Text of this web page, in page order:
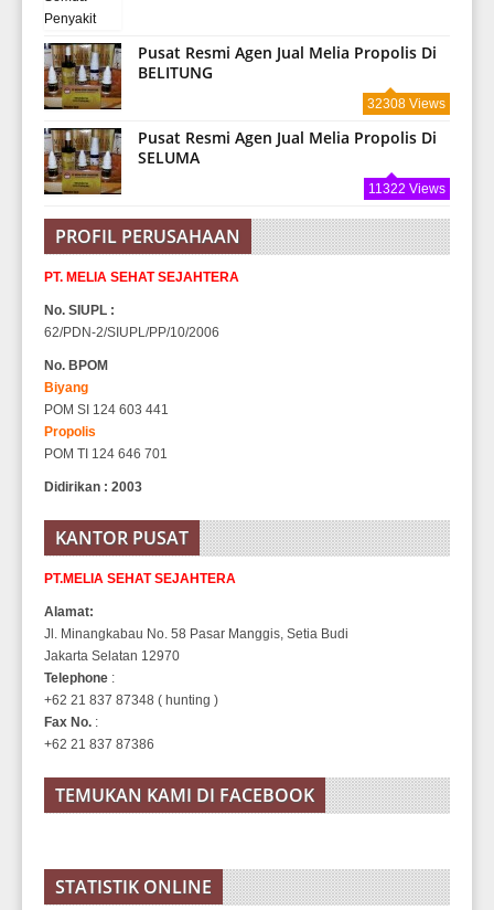
Pusat Resmi Agen Jual Melia Propolis Di
BELITUNG
32308 Views
Pusat Resmi Agen Jual Melia Propolis Di
SELUMA
11322 Views
PROFIL PERUSAHAAN
PT. MELIA SEHAT SEJAHTERA
No. SIUPL :
62/PDN-2/SIUPL/PP/10/2006
No. BPOM
Biyang
POM SI 124 603 441
Propolis
POM TI 124 646 701
Didirikan : 2003
KANTOR PUSAT
PT.MELIA SEHAT SEJAHTERA
Alamat:
Jl. Minangkabau No. 58 Pasar Manggis, Setia Budi
Jakarta Selatan 12970
Telephone :
+62 21 837 87348 ( hunting )
Fax No. :
+62 21 837 87386
TEMUKAN KAMI DI FACEBOOK
STATISTIK ONLINE